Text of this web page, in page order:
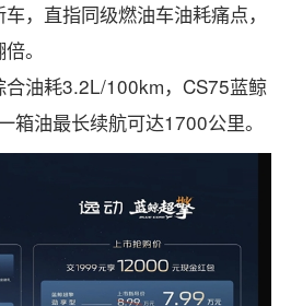
，直指同级燃油车油耗痛点，
。
合油耗3.2L/100km，CS75蓝鲸
箱油最长续航可达1700公里。